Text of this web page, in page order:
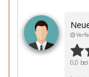
0,0